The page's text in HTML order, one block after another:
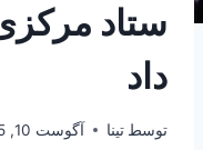
ستاد
داد
توسط تینا آگوست 10, 2025